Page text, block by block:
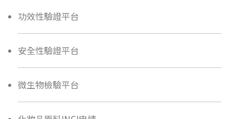
功效性驗證平台
安全性驗證平台
微生物檢驗平台